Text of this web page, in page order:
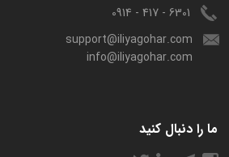
6301 - 417 - 0914
support@iliyagohar.com
info@iliyagohar.com
ما را دنبال کنید